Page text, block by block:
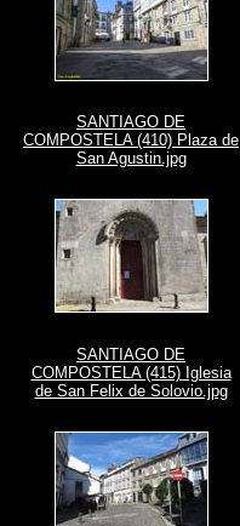
SANTIAGO DE
COMPOSTELA (410) Plaza de
San Agustin.jpg
SANTIAGO DE
COMPOSTELA (415) Iglesia
de San Felix de Solovio.jpg